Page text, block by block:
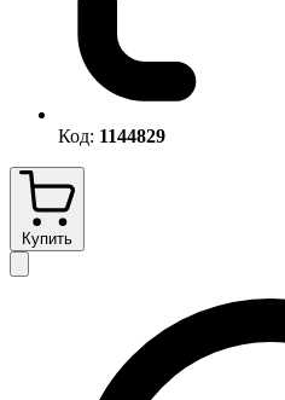
Код: 1144829
Купить